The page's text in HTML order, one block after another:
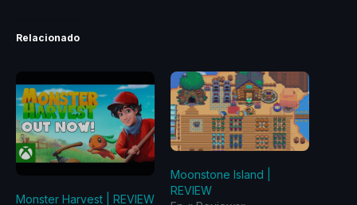
Relacionado
Monster Harvest | REVIEW
Moonstone Island |
REVIEW